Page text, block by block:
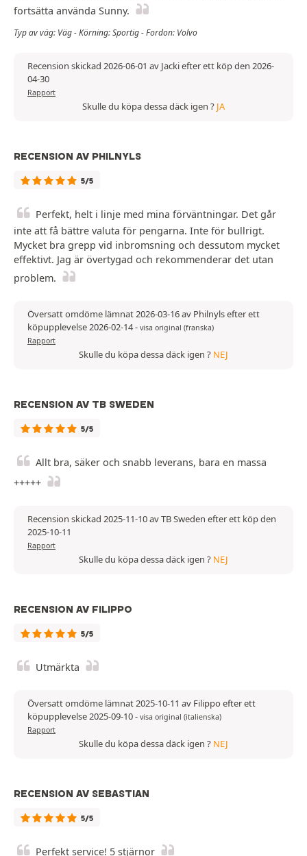
fortsätta använda Sunny.
Typ av väg: Väg - Körning: Sportig - Fordon: Volvo
Recension skickad 2026-06-01 av Jacki efter ett köp den 2026-
04-30
Rapport
Skulle du köpa dessa däck igen ? JA
RECENSION AV PHILNYLS
5/5
Perfekt, helt i linje med mina förväntningar. Det går
inte att få bättre valuta för pengarna. Inte för bullrigt.
Mycket bra grepp vid inbromsning och dessutom mycket
effektivt. Jag är övertygad och rekommenderar det utan
problem.
Översatt omdöme lämnat 2026-03-16 av Philnyls efter ett
köpupplevelse 2026-02-14- visa original (franska)
Rapport
Skulle du köpa dessa däck igen ? NEJ
RECENSION AV TB SWEDEN
5/5
Allt bra, säker och snabb leverans, bara en massa
+++++
Recension skickad 2025-11-10 av TB Sweden efter ett köp den
2025-10-11
Rapport
Skulle du köpa dessa däck igen ? NEJ
RECENSION AV FILIPPO
5/5
Utmärkta
Översatt omdöme lämnat 2025-10-11 av Filippo efter ett
köpupplevelse 2025-09-10- visa original (italienska)
Rapport
Skulle du köpa dessa däck igen ? NEJ
RECENSION AV SEBASTIAN
5/5
Perfekt service! 5 stjärnor